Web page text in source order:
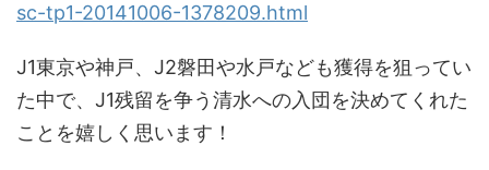
sc-tp1-20141006-1378209.html
J1東京や神戸、J2磐田や水戸なども獲得を狙ってい
た中で、J1残留を争う清水への入団を決めてくれた
ことを嬉しく思います！